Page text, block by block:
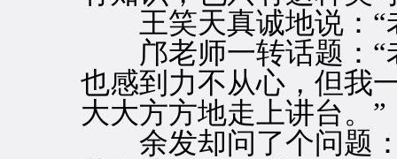
王笑天真诚地说：“
邝老师一转话题：“
也感到力不从心，但我
大大方方地走上讲台。”
余发却问了个问题：